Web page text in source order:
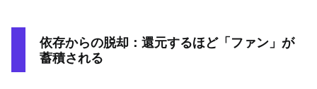
依存からの脱却：還元するほど「ファン」が
蓄積される